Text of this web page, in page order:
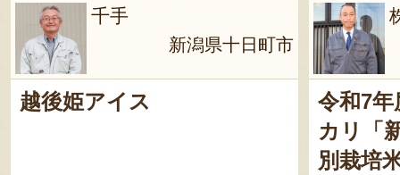
千手
新潟県十日町市
越後姫アイス
令和7
カリ「
別栽培